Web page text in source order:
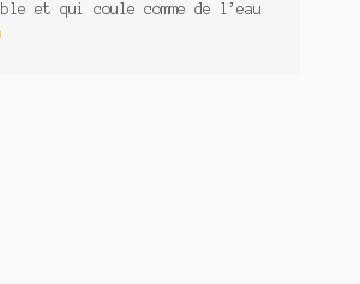
et qui coule comme de l’eau